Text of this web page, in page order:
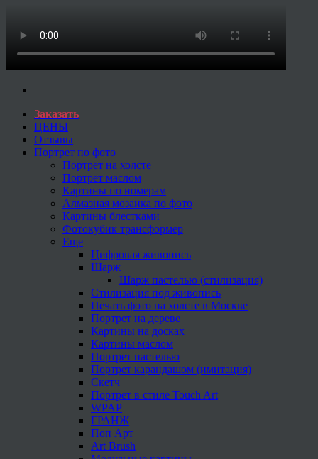
Заказать
ЦЕНЫ
Отзывы
Портрет по фото
Портрет на холсте
Портрет маслом
Картины по номерам
Алмазная мозаика по фото
Картины блестками
Фотокубик трансформер
Еще
Цифровая живопись
Шарж
Шарж пастелью (стилизация)
Стилизация под живопись
Печать фото на холсте в Москве
Портрет на дереве
Картины на досках
Картины маслом
Портрет пастелью
Портрет карандашом (имитация)
Скетч
Портрет в стиле Touch Art
WPAP
ГРАНЖ
Поп Арт
Art Brush